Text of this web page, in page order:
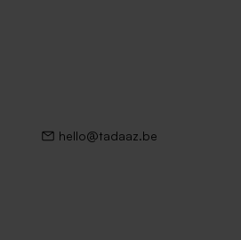
hello@tadaaz.be